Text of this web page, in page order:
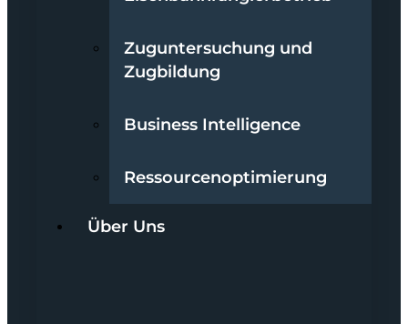
Zuguntersuchung und
Zugbildung
Business Intelligence
Ressourcenoptimierung
Über Uns